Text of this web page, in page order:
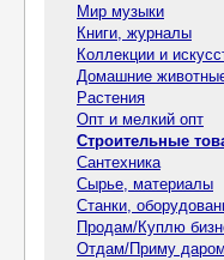
Мир музыки
Книги, журналы
Коллекции и
Домашние
Растения
Опт и мелкий опт
Строительные
Сантехника
Сырье, материалы
Станки,
Продам/Куплю
Отдам/Приму даром